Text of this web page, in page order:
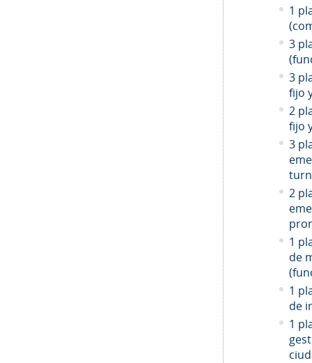
1
3
3
fijo
2
fijo
3
2
1
de
1
de
1